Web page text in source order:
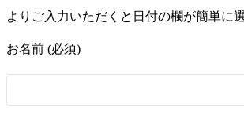
よりご入力いただくと日付の欄が簡単に
お名前 (必須)